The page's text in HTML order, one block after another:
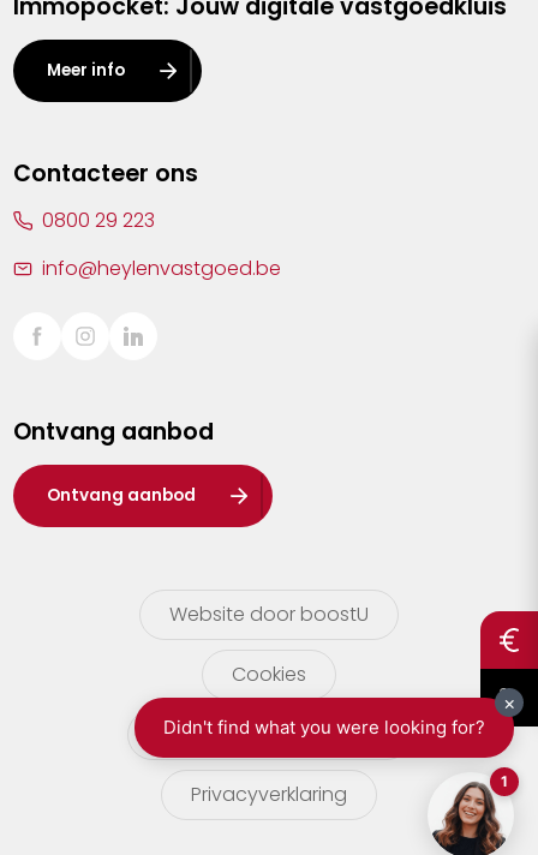
Kalmthout
Leuven
Lier
Sint-Truiden
Waasland
Wuustwezel
Zoersel
Immopocket: Jouw digitale vastgoedkluis
Meer info
Contacteer ons
0800 29 223
info@heylenvastgoed.be
Ontvang aanbod
Ontvang aanbod
Website door boostU
Cookies
gebruikersvoorwaarden
Privacyverklaring